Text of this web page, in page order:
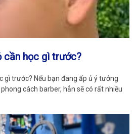
cần học gì trước?
gì trước? Nếu bạn đang ấp ủ ý tưởng
cách barber, hẳn sẽ có rất nhiều